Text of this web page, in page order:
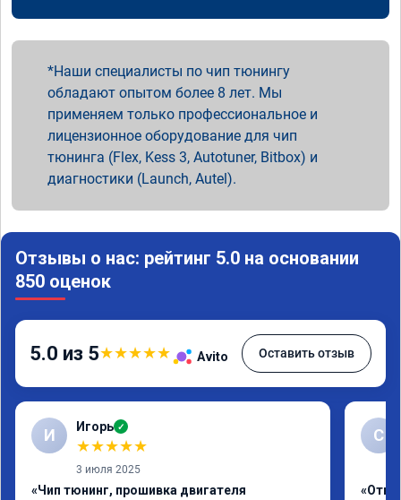
Наши специалисты по чип тюнингу
обладают опытом более 8 лет. Мы
применяем только профессиональное и
лицензионное оборудование для чип
тюнинга (Flex, Kess 3, Autotuner, Bitbox) и
диагностики (Launch, Autel).
Отзывы о нас: рейтинг 5.0 на основании
850 оценок
5.0 из 5★★★★★ Avito Оставить отзыв
И Игорь ✓
★★★★★
3 июля 2025
«Чип тюнинг, прошивка двигателя
С